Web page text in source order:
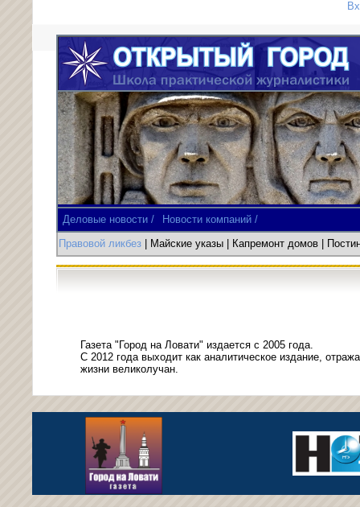
Деловые новости /
Новости компаний /
Правовой ликбез
| Майские указы Капремонт домов |
Газета "Город на Ловати" издается с 2005 года.
С 2012 года выходит как аналитическое издание,
жизни великолучан.